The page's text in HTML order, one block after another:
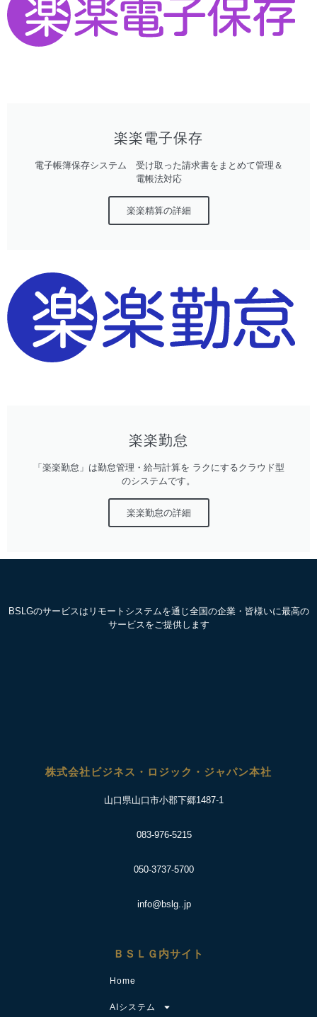
楽楽電子保存
電子帳簿保存システム 受け取った請求書をまとめて管理＆
電帳法対応
楽楽精算の詳細
楽楽勤怠
「楽楽勤怠」は勤怠管理・給与計算を ラクにするクラウド型
のシステムです。
楽楽勤怠の詳細
BSLGのサービスはリモートシステムを通じ全国の企業・皆様いに最高の
サービスをご提供します
株式会社ビジネス・ロジック・ジャパン本社
山口県山口市小郡下郷1487-1
083-976-5215
050-3737-5700
info@bslg..jp
ＢＳＬＧ内サイト
Home
AIシステム